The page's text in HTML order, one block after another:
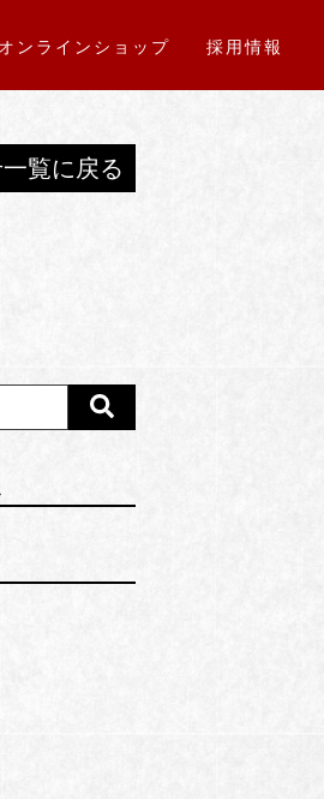
オンラインショップ 採用情報
覧に戻る